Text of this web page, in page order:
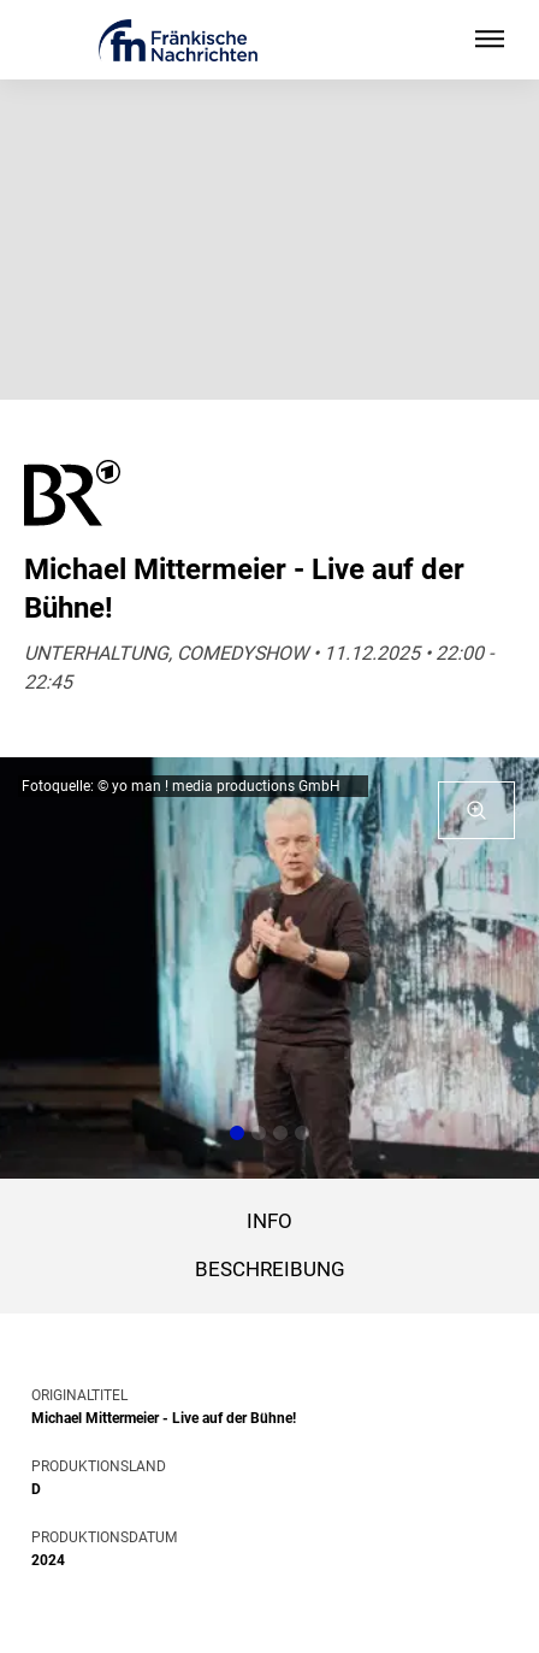
Michael Mittermeier - Live auf der
Bühne!
UNTERHALTUNG, COMEDYSHOW • 11.12.2025 • 22:00 -
22:45
Fotoquelle: © yo man ! media productions GmbH
INFO
BESCHREIBUNG
ORIGINALTITEL
Michael Mittermeier - Live auf der Bühne!
PRODUKTIONSLAND
D
PRODUKTIONSDATUM
2024